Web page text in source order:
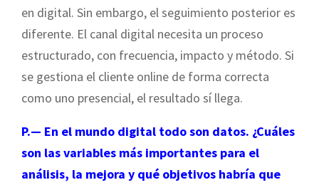
en digital. Sin embargo, el seguimiento posterior es
diferente. El canal digital necesita un proceso
estructurado, con frecuencia, impacto y método. Si
se gestiona el cliente online de forma correcta
como uno presencial, el resultado sí llega.
P.— En el mundo digital todo son datos. ¿Cuáles
son las variables más importantes para el
análisis, la mejora y qué objetivos habría que